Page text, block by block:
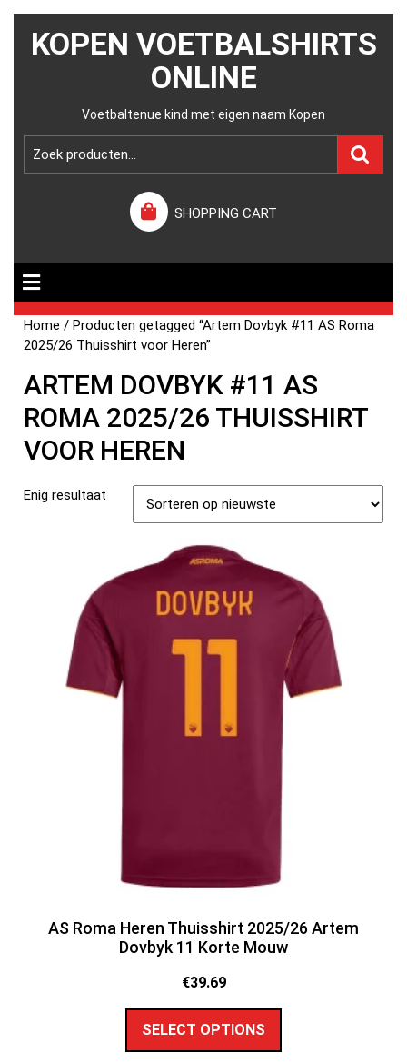
KOPEN VOETBALSHIRTS
ONLINE
Voetbaltenue kind met eigen naam Kopen
SHOPPING CART
Home / Producten getagged “Artem Dovbyk #11 AS Roma
2025/26 Thuisshirt voor Heren”
ARTEM DOVBYK #11 AS
ROMA 2025/26 THUISSHIRT
VOOR HEREN
Enig resultaat
AS Roma Heren Thuisshirt 2025/26 Artem
Dovbyk 11 Korte Mouw
€39.69
SELECT OPTIONS